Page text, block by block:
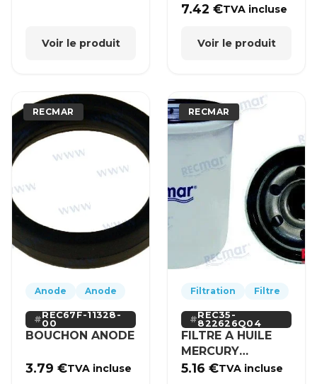
Voir le produit
7.42€TVA incluse
Voir le produit
RECMAR
Anode Anode
REC67F-11328-
00
BOUCHON ANODE
3.79€TVA incluse
RECMAR
Filtration Filtre
REC35-
822626Q04
FILTRE A HUILE
MERCURY
MERCRUISER
5.16€TVA incluse